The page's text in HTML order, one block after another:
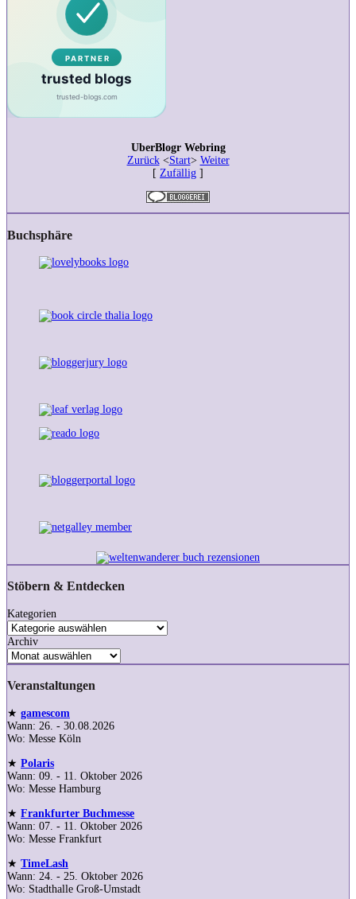
UberBlogr Webring
Zurück<Start> Weiter
[ Zufällig ]
Buchsphäre
Stöbern & Entdecken
Kategorien
Archiv
Veranstaltungen
★ gamescom
Wann: 26. - 30.08.2026
Wo: Messe Köln
★ Polaris
Wann: 09. - 11. Oktober 2026
Wo: Messe Hamburg
★ Frankfurter Buchmesse
Wann: 07. - 11. Oktober 2026
Wo: Messe Frankfurt
★ TimeLash
Wann: 24. - 25. Oktober 2026
Wo: Stadthalle Groß-Umstadt